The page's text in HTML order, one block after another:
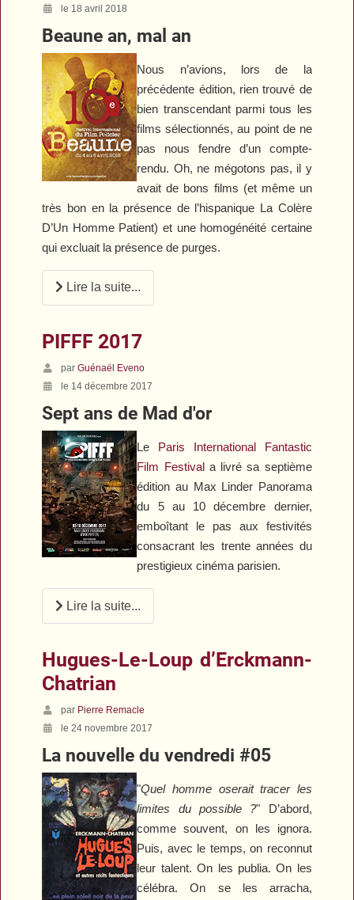
le 18 avril 2018
Beaune an, mal an
Nous n’avions, lors de la
précédente édition, rien trouvé de
bien transcendant parmi tous les
films sélectionnés, au point de ne
pas nous fendre d’un compte-
rendu. Oh, ne mégotons pas, il y
avait de bons films (et même un
très bon en la présence de l’hispanique La Colère
D’Un Homme Patient) et une homogénéité certaine
qui excluait la présence de purges.
Lire la suite...
PIFFF 2017
parGuénaël Eveno
le 14 décembre 2017
Sept ans de Mad d'or
Le Paris International Fantastic
Film Festivala livré sa septième
édition au Max Linder Panorama
du 5 au 10 décembre dernier,
emboîtant le pas aux festivités
consacrant les trente années du
prestigieux cinéma parisien.
Lire la suite...
Hugues-Le-Loup d’Erckmann-
Chatrian
par Pierre Remacle
le 24 novembre 2017
La nouvelle du vendredi #05
"Quel homme oserait tracer les
limites du possible ?" D’abord,
comme souvent, on les ignora.
Puis, avec le temps, on reconnut
leur talent. On les publia. On les
célébra. On se les arracha,